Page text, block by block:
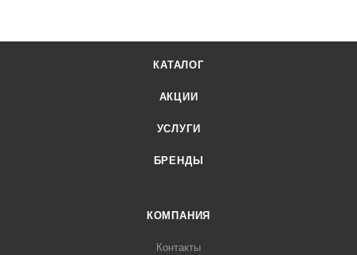
КАТАЛОГ
АКЦИИ
УСЛУГИ
БРЕНДЫ
КОМПАНИЯ
Контакты